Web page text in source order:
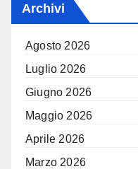
Archivi
Agosto 2026
Luglio 2026
Giugno 2026
Maggio 2026
Aprile 2026
Marzo 2026